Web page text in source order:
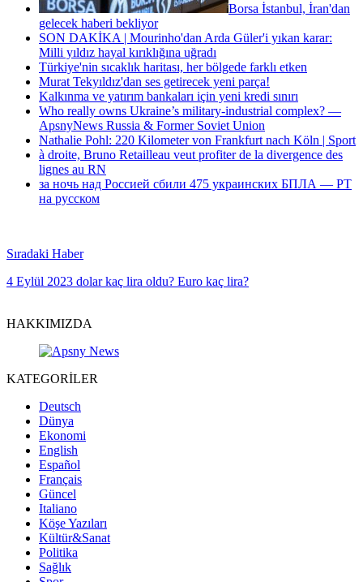
Borsa İstanbul, İran'dan
gelecek haberi bekliyor
SON DAKİKA | Mourinho'dan Arda Güler'i yıkan karar:
Milli yıldız hayal kırıklığına uğradı
Türkiye'nin sıcaklık haritası, her bölgede farklı etken
Murat Tekyıldız'dan ses getirecek yeni parça!
Kalkınma ve yatırım bankaları için yeni kredi sınırı
Who really owns Ukraine’s military-industrial complex? —
ApsnyNews Russia & Former Soviet Union
Nathalie Pohl: 220 Kilometer von Frankfurt nach Köln | Sport
à droite, Bruno Retailleau veut profiter de la divergence des
lignes au RN
за ночь над Россией сбили 475 украинских БПЛА — РТ
на русском
Sıradaki Haber
4 Eylül 2023 dolar kaç lira oldu? Euro kaç lira?
HAKKIMIZDA
KATEGORİLER
Deutsch
Dünya
Ekonomi
English
Español
Français
Güncel
Italiano
Köşe Yazıları
Kültür&Sanat
Politika
Sağlık